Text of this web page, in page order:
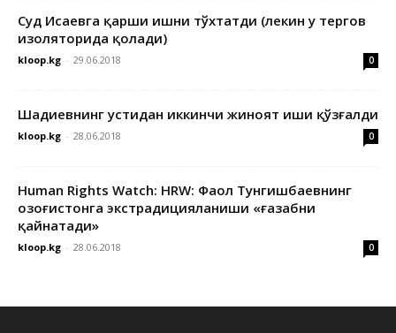
Суд Исаевга қарши ишни тўхтатди (лекин у тергов
изоляторида қолади)
kloop.kg - 29.06.2018 0
Шадиевнинг устидан иккинчи жиноят иши қўзғалди
kloop.kg - 28.06.2018 0
Human Rights Watch: HRW: Фаол Тунгишбаевнинг
Қозоғистонга экстрадицияланиши «ғазабни
қайнатади»
kloop.kg - 28.06.2018 0